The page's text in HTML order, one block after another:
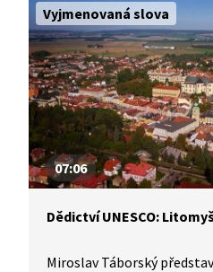
Vyjmenovaná slova
07:06
Dědictví UNESCO:
Miroslav Táborský